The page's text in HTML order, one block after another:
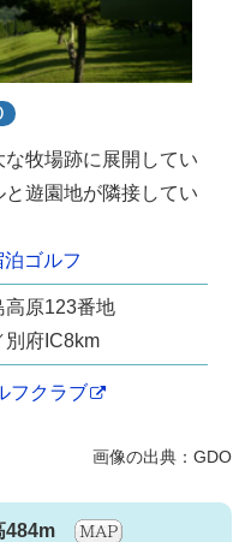
牧場跡に展開してい
遊園地が隣接してい
ゴルフ
高原123番地
別府IC8km
フクラブ
484m